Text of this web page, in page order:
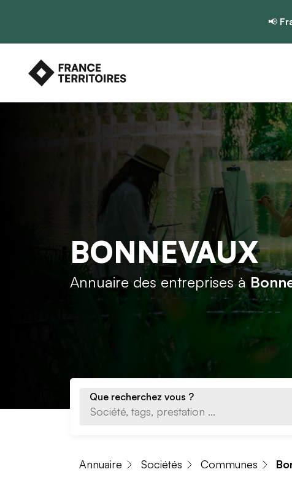
📢
BONNEVAUX
Annuaire des entreprises à
Que recherchez vous ?
Annuaire Sociétés Communes